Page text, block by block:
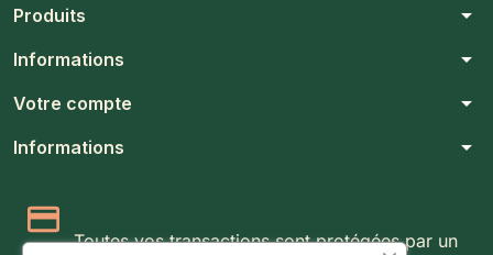
Produits arrow_drop_down
Informations arrow_drop_down
Votre compte arrow_drop_down
Informations arrow_drop_down
Toutes vos transactions sont protégées par un